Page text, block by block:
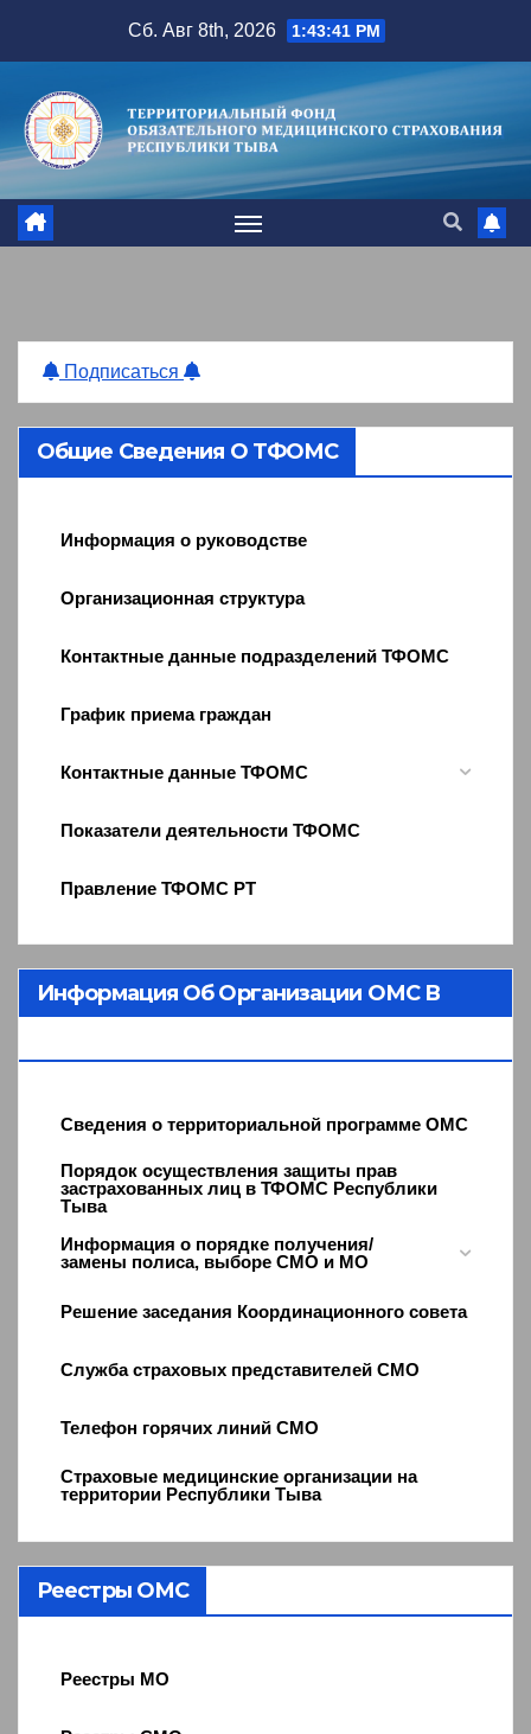
содержимому
Сб. Авг 8th, 2026 1:43:42 PM
Подписаться
Общие Сведения О ТФОМС
Информация о руководстве
Организационная структура
Контактные данные подразделений ТФОМС
График приема граждан
Контактные данные ТФОМС
Показатели деятельности ТФОМС
Правление ТФОМС РТ
Информация Об Организации ОМС В
Сведения о территориальной программе ОМС
Порядок осуществления защиты прав
застрахованных лиц в ТФОМС Республики
Тыва
Информация о порядке получения/
замены полиса, выборе СМО и МО
Решение заседания Координационного совета
Служба страховых представителей СМО
Телефон горячих линий СМО
Страховые медицинские организации на
территории Республики Тыва
Реестры ОМС
Реестры МО